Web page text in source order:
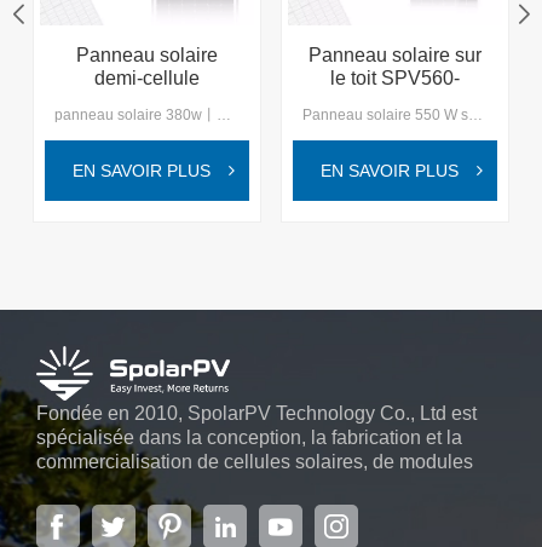
Panneau solaire
demi-cellule
370w ~ 390w
EN SAVOIR PLUS
Panneau solaire sur
le toit SPV560-
560w
EN SAVOIR PLUS
Fondée en 2010, SpolarPV Technology Co., Ltd est
spécialisée dans la conception, la fabrication et la
commercialisation de cellules solaires, de modules
solaires et de systèmes d'énergie solaire. L'entreprise,
située dans la capitale de la province du Jiangsu, à
Nanjing, s'étendant sur 6 000 m2, dispose de